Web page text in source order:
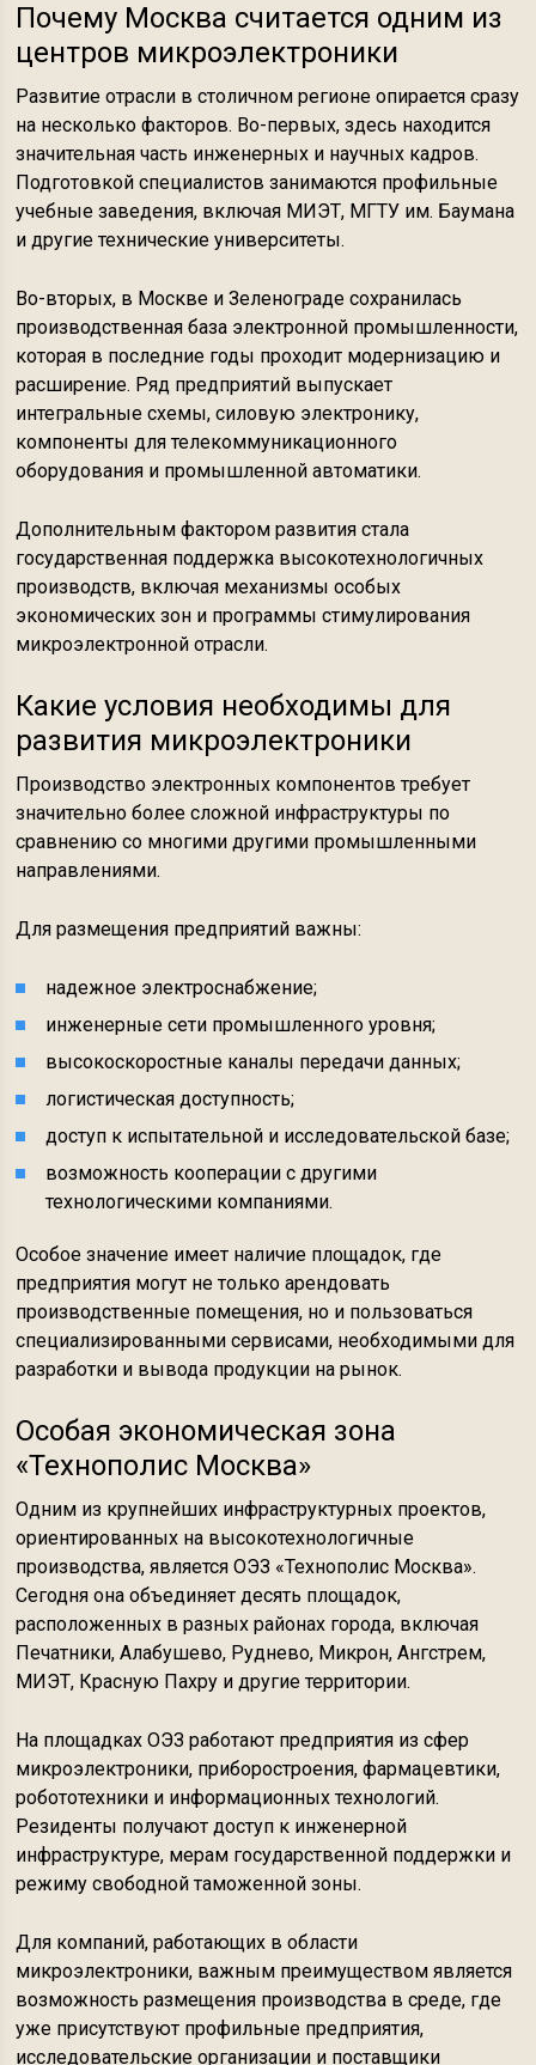
Почему Москва считается одним из
центров микроэлектроники
Развитие отрасли в столичном регионе опирается сразу
на несколько факторов. Во-первых, здесь находится
значительная часть инженерных и научных кадров.
Подготовкой специалистов занимаются профильные
учебные заведения, включая МИЭТ, МГТУ им. Баумана
и другие технические университеты.
Во-вторых, в Москве и Зеленограде сохранилась
производственная база электронной промышленности,
которая в последние годы проходит модернизацию и
расширение. Ряд предприятий выпускает
интегральные схемы, силовую электронику,
компоненты для телекоммуникационного
оборудования и промышленной автоматики.
Дополнительным фактором развития стала
государственная поддержка высокотехнологичных
производств, включая механизмы особых
экономических зон и программы стимулирования
микроэлектронной отрасли.
Какие условия необходимы для
развития микроэлектроники
Производство электронных компонентов требует
значительно более сложной инфраструктуры по
сравнению со многими другими промышленными
направлениями.
Для размещения предприятий важны:
надежное электроснабжение;
инженерные сети промышленного уровня;
высокоскоростные каналы передачи данных;
логистическая доступность;
доступ к испытательной и исследовательской базе;
возможность кооперации с другими
технологическими компаниями.
Особое значение имеет наличие площадок, где
предприятия могут не только арендовать
производственные помещения, но и пользоваться
специализированными сервисами, необходимыми для
разработки и вывода продукции на рынок.
Особая экономическая зона
«Технополис Москва»
Одним из крупнейших инфраструктурных проектов,
ориентированных на высокотехнологичные
производства, является ОЭЗ «Технополис Москва».
Сегодня она объединяет десять площадок,
расположенных в разных районах города, включая
Печатники, Алабушево, Руднево, Микрон, Ангстрем,
МИЭТ, Красную Пахру и другие территории.
На площадках ОЭЗ работают предприятия из сфер
микроэлектроники, приборостроения, фармацевтики,
робототехники и информационных технологий.
Резиденты получают доступ к инженерной
инфраструктуре, мерам государственной поддержки и
режиму свободной таможенной зоны.
Для компаний, работающих в области
микроэлектроники, важным преимуществом является
возможность размещения производства в среде, где
уже присутствуют профильные предприятия,
исследовательские организации и поставщики